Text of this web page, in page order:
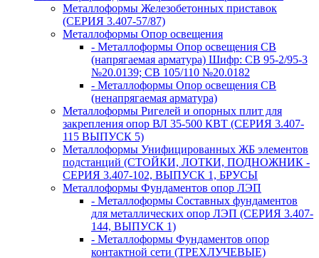
Металлоформы Железобетонных приставок
(СЕРИЯ 3.407-57/87)
Металлоформы Опор освещения
- Металлоформы Опор освещения СВ
(напрягаемая арматура) Шифр: СВ 95-2/95-3
№20.0139; СВ 105/110 №20.0182
- Металлоформы Опор освещения СВ
(ненапрягаемая арматура)
Металлоформы Ригелей и опорных плит для
закрепления опор ВЛ 35-500 КВТ (СЕРИЯ 3.407-
115 ВЫПУСК 5)
Металлоформы Унифицированных ЖБ элементов
подстанций (СТОЙКИ, ЛОТКИ, ПОДНОЖНИК -
СЕРИЯ 3.407-102, ВЫПУСК 1, БРУСЫ
Металлоформы Фундаментов опор ЛЭП
- Металлоформы Составных фундаментов
для металлических опор ЛЭП (СЕРИЯ 3.407-
144, ВЫПУСК 1)
- Металлоформы Фундаментов опор
контактной сети (ТРЕХЛУЧЕВЫЕ)